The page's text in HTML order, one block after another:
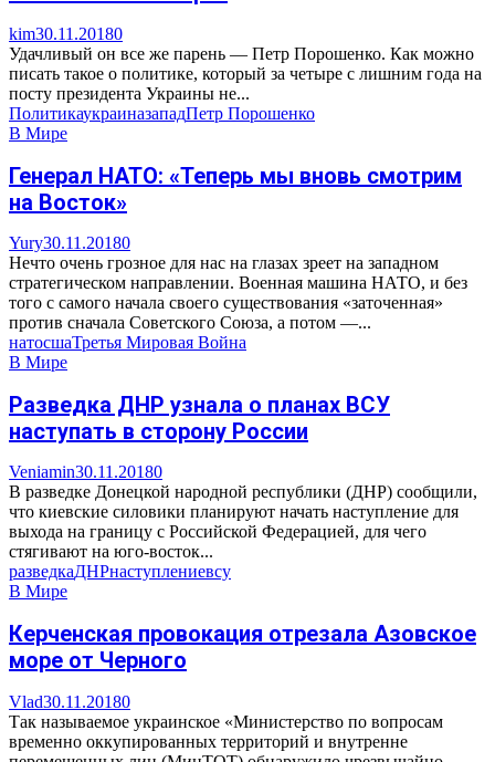
kim30.11.20180
Удачливый он все же парень — Петр Порошенко. Как можно
писать такое о политике, который за четыре с лишним года на
посту президента Украины не...
ПолитикаукраиназападПетр Порошенко
В Мире
Генерал НАТО: «Теперь мы вновь смотрим
на Восток»
Yury30.11.20180
Нечто очень грозное для нас на глазах зреет на западном
стратегическом направлении. Военная машина НАТО, и без
того с самого начала своего существования «заточенная»
против сначала Советского Союза, а потом —...
натосшаТретья Мировая Война
В Мире
Разведка ДНР узнала о планах ВСУ
наступать в сторону России
Veniamin30.11.20180
В разведке Донецкой народной республики (ДНР) сообщили,
что киевские силовики планируют начать наступление для
выхода на границу с Российской Федерацией, для чего
стягивают на юго-восток...
разведкаДНРнаступлениевсу
В Мире
Керченская провокация отрезала Азовское
море от Черного
Vlad30.11.20180
Так называемое украинское «Министерство по вопросам
временно оккупированных территорий и внутренне